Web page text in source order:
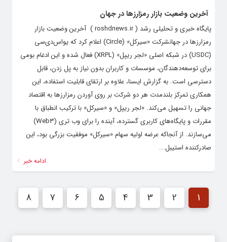
آخرین وضعیت بازار رمزارزها در جهان
پایگاه خبری و تحلیلی رشد ( roshdnews.ir ) آخرین وضعیت بازار
رمزارزها در جهانشرکت «سیرکل» (Circle) اعلام کرد که یواس‌دی‌سی
(USDC) در شبکه اصلی «لجر ریپل» (XRPL) فعال شده و این ادغام بومی
برای توسعه‌دهندگان، موسسات و کاربران بدون نیاز به پل زدن، قابل
دسترسی است. به گزارش ایسنا، علاوه بر ارتقای قابلیت استفاده، این
همکاری تمرکز بلندمدت هر دو شرکت بر روی آوردن رمزارزها به اقتصاد
جهانی را تسهیل می‌کند. «لجر ریپل» و «سیرکل» با ترکیب انطباق با
مقررات و پایگاه‌های کاربری گسترده، آینده‌ را برای وب تری (Web۳)
می‌سازند. از آنجاکه عرضه اولیه سهام «سیرکل» موفقیت بزرگی بود، این
صادرکننده استیبل...
ادامه خبر
1
2
3
4
5
6
7
8